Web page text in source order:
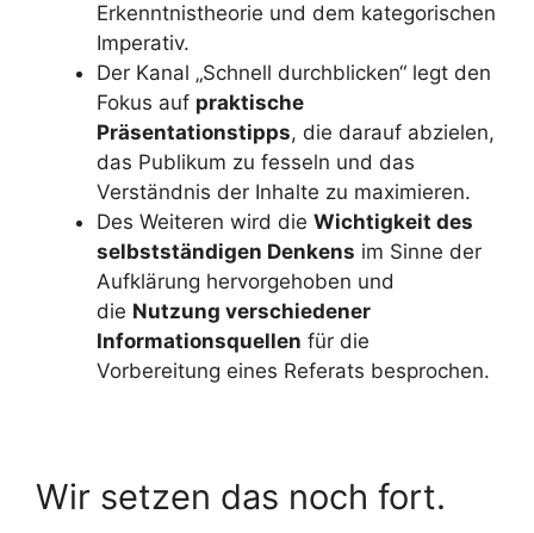
Erkenntnistheorie und dem kategorischen
Imperativ.
Der Kanal „Schnell durchblicken“ legt den
Fokus auf praktische
Präsentationstipps, die darauf abzielen,
das Publikum zu fesseln und das
Verständnis der Inhalte zu maximieren.
Des Weiteren wird die Wichtigkeit des
selbstständigen Denkens im Sinne der
Aufklärung hervorgehoben und
die Nutzung verschiedener
Informationsquellen für die
Vorbereitung eines Referats besprochen.
Wir setzen das noch fort.